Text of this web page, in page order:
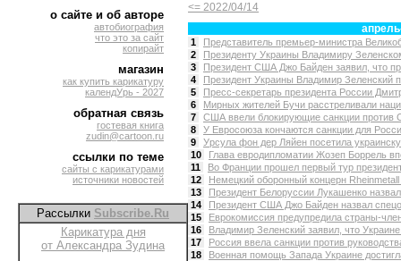
о сайте и об авторе
автобиография
что это за сайт
копирайт
магазин
как купить карикатуру
календУрь - 2027
обратная связь
гостевая книга
zudin@cartoon.ru
ссылки по теме
сайты с карикатурами
источники новостей
Рассылки Subscribe.Ru
Карикатура дня
от Александра Зудина
<= 2022/04/14
1
Представитель премьер-министра
2
Президенту Украины Владимиру
3
Президент США Джо Байден заявил, что
4
Президент Украины Владимир Зеленский
5
Пресс-секретарь президента России
6
Мирных жителей Бучи расстреливали
7
США ввели блокирующие санкции против
8
У Евросоюза кончаются санкции для
9
Урсула фон дер Ляйен посетила
10
Глава евродипломатии Жозеп Боррель
11
Во Франции прошел первый тур
12
Немецкий оборонный концерн
13
Президент Белоруссии Лукашенко
14
Президент США Джо Байден назвал
15
Еврокомиссия предупредила страны-
16
Владимир Зеленский заявил, что
17
Россия ввела санкции против
18
Военная помощь Запада Украине